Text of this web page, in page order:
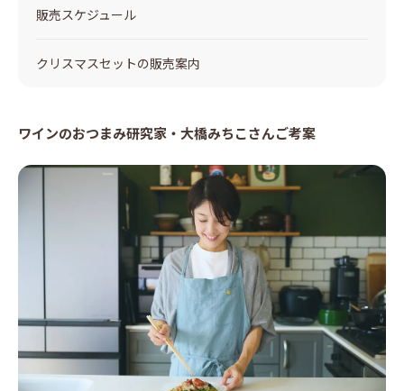
販売スケジュール
クリスマスセットの販売案内
ワインのおつまみ研究家・大橋みちこさんご考案